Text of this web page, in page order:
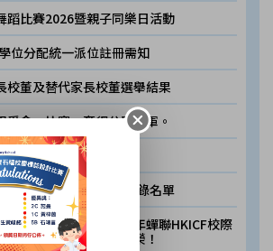
蹈比賽2026暨親子同樂日活動
位分配統一派位註冊需知
校董及替代家長校董選舉結果
覓食」比賽，奪得分區季軍。
學自行分配學位結果
位分配統一派位學位取錄名單
唱團再創佳績！連續三年蟬聯HKICF校際
，橫跨賽事勇奪多項殊榮！